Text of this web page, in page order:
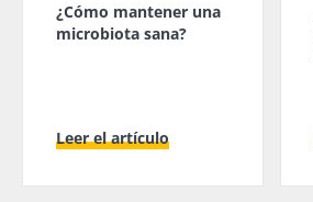
¿Cómo mantener una
microbiota sana?
Leer el artículo